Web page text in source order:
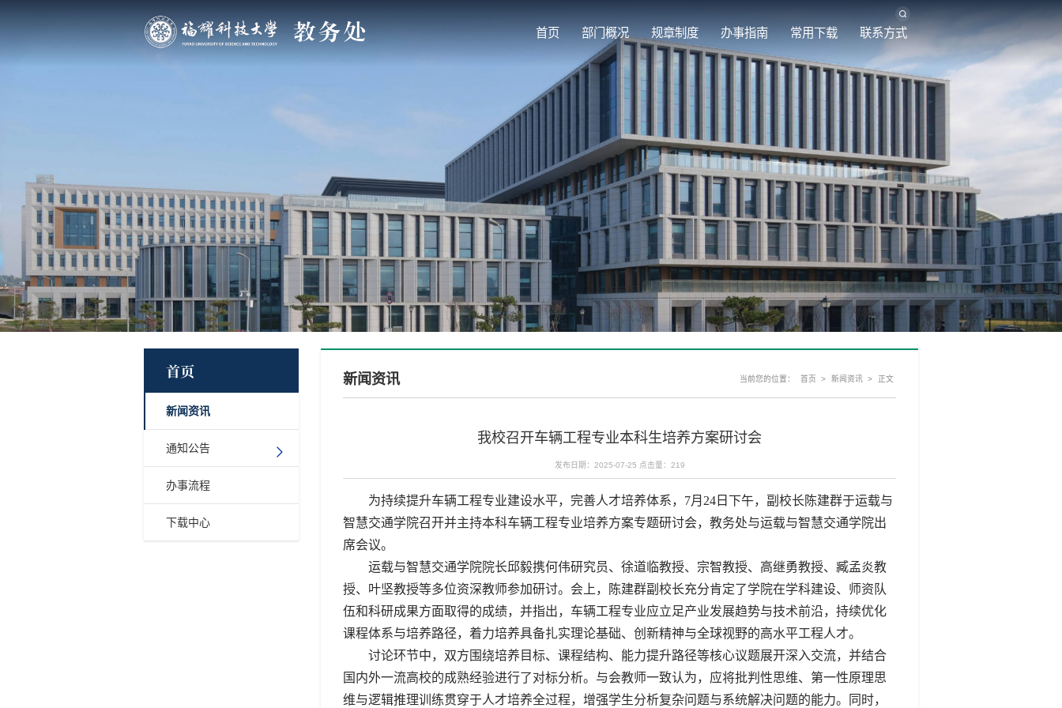
首页 部门概况 规章制度 办事指南 常用下载 联系方式
首页
新闻资讯
通知公告
办事流程
下载中心
新闻资讯 当前您的位置： 首页 > 新闻资讯 > 正文
我校召开车辆工程专业本科生培养方案研讨会
发布日期：2025-07-25 点击量： 219
为持续提升车辆工程专业建设水平，完善人才培养体系，7月24日下午，副校长陈建群于运载与
智慧交通学院召开并主持本科车辆工程专业培养方案专题研讨会，教务处与运载与智慧交通学院出
席会议。
运载与智慧交通学院院长邱毅携何伟研究员、徐道临教授、宗智教授、高继勇教授、臧孟炎教
授、叶坚教授等多位资深教师参加研讨。会上，陈建群副校长充分肯定了学院在学科建设、师资队
伍和科研成果方面取得的成绩，并指出，车辆工程专业应立足产业发展趋势与技术前沿，持续优化
课程体系与培养路径，着力培养具备扎实理论基础、创新精神与全球视野的高水平工程人才。
讨论环节中，双方围绕培养目标、课程结构、能力提升路径等核心议题展开深入交流，并结合
国内外一流高校的成熟经验进行了对标分析。与会教师一致认为，应将批判性思维、第一性原理思
维与逻辑推理训练贯穿于人才培养全过程，增强学生分析复杂问题与系统解决问题的能力。同时，